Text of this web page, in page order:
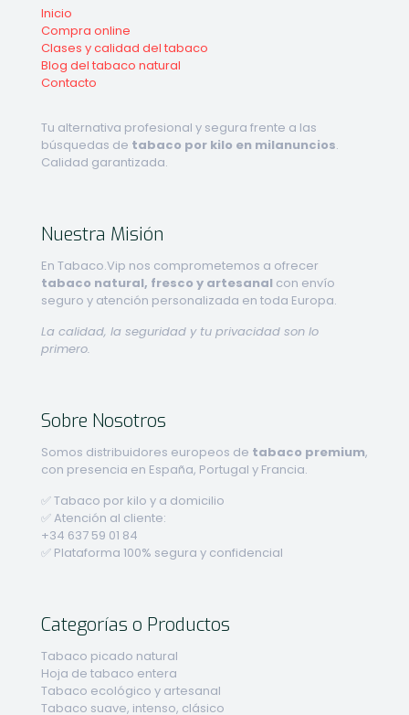
Inicio
Compra online
Clases y calidad del tabaco
Blog del tabaco natural
Contacto
Tu alternativa profesional y segura frente a las
búsquedas de tabaco por kilo en milanuncios.
Calidad garantizada.
Nuestra Misión
En Tabaco.Vip nos comprometemos a ofrecer
tabaco natural, fresco y artesanal con envío
seguro y atención personalizada en toda Europa.
La calidad, la seguridad y tu privacidad son lo
primero.
Sobre Nosotros
Somos distribuidores europeos de tabaco premium,
con presencia en España, Portugal y Francia.
✅ Tabaco por kilo y a domicilio
✅ Atención al cliente:
+34 637 59 01 84
✅ Plataforma 100% segura y confidencial
Categorías o Productos
Tabaco picado natural
Hoja de tabaco entera
Tabaco ecológico y artesanal
Tabaco suave, intenso, clásico